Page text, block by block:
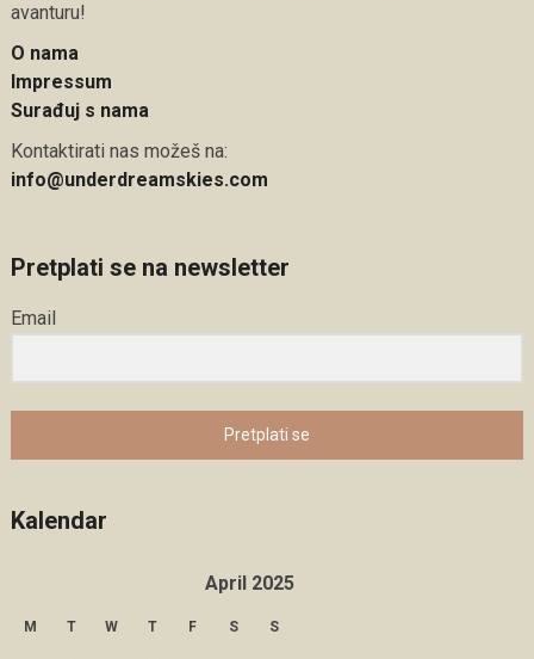
avanturu!
O nama
Impressum
Surađuj s nama
Kontaktirati nas možeš na:
info@underdreamskies.com
Pretplati se na newsletter
Email
Pretplati se
Kalendar
April 2025
M T W T F S S